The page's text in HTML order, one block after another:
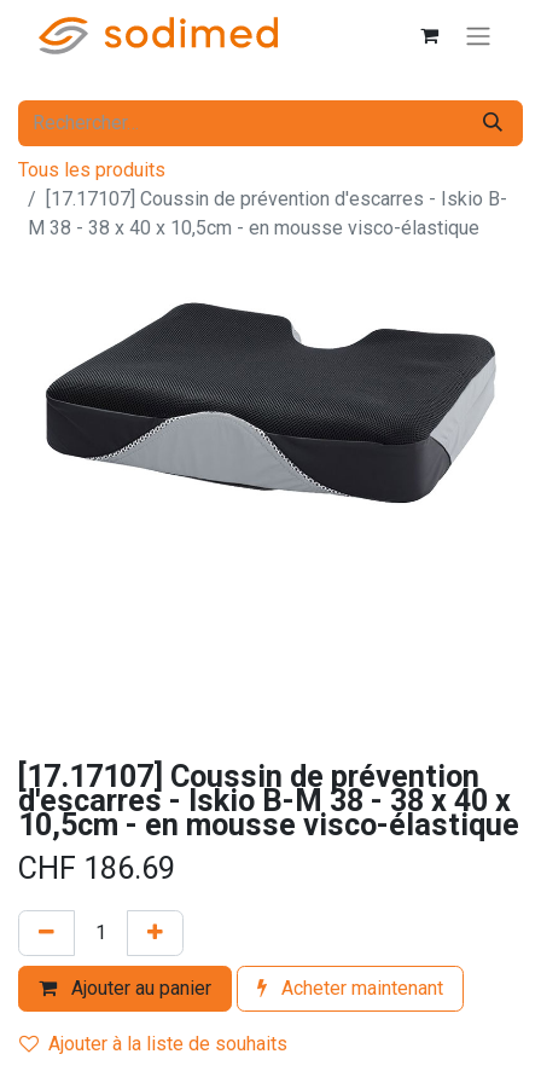
Tous les produits
[17.17107] Coussin de prévention d'escarres - Iskio B-
M 38 - 38 x 40 x 10,5cm - en mousse visco-élastique
[17.17107] Coussin de prévention
d'escarres - Iskio B-M 38 - 38 x 40 x
10,5cm - en mousse visco-élastique
CHF 186.69
Ajouter au panier Acheter maintenant
Ajouter à la liste de souhaits